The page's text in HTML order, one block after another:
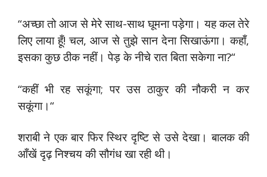
“अच्छा तो आज से मेरे साथ-साथ घूमना पड़ेगा। यह कल तेरे
लिए लाया हूँ! चल, आज से तुझे सान देना सिखाऊंगा। कहाँ,
इसका कुछ ठीक नहीं। पेड़ के नीचे रात बिता सकेगा ना?“
“कहीं भी रह सकूंगा; पर उस ठाकुर की नौकरी न कर
सकूंगा।“
शराबी ने एक बार फिर स्थिर दृष्टि से उसे देखा। बालक की
आँखें दृढ़ निश्चय की सौगंध खा रही थी।